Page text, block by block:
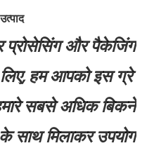
और पैकेजिंग
हम आपको इस ग्रे
सबसे अधिक बिकने
साथ मिलाकर उपयोग